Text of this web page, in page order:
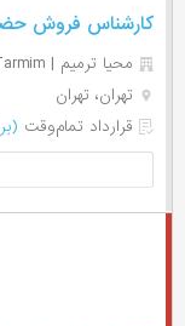
کارشناس فروش
محیا ترمیم | Mahya Tarmim
تهران، تهران
قرارداد تمام‌وقت